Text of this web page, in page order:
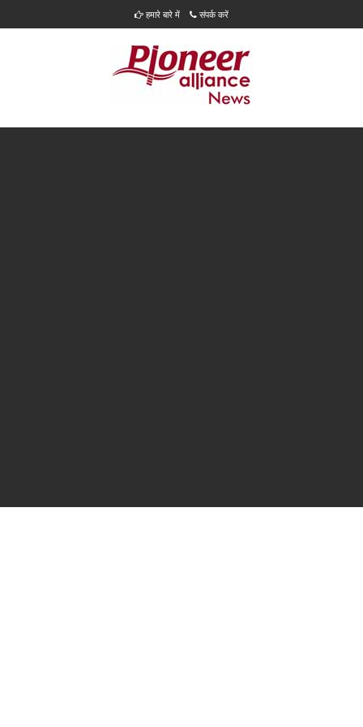
हमारे बारे में संपर्क करें